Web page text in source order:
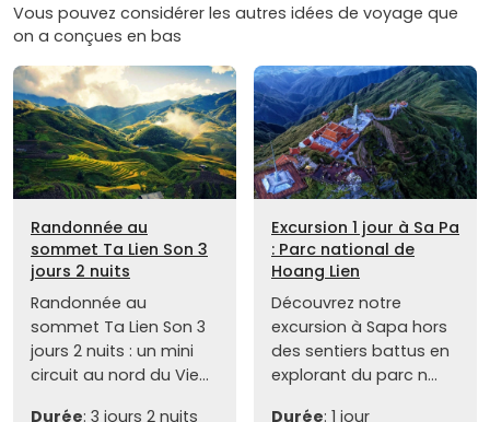
Vous pouvez considérer les autres idées de voyage que
on a conçues en bas
Randonnée au
sommet Ta Lien Son 3
jours 2 nuits
Randonnée au
sommet Ta Lien Son 3
jours 2 nuits : un mini
circuit au nord du Vie...
Durée: 3 jours 2 nuits
Excursion 1 jour à Sa Pa
: Parc national de
Hoang Lien
Découvrez notre
excursion à Sapa hors
des sentiers battus en
explorant du parc n...
Durée: 1 jour